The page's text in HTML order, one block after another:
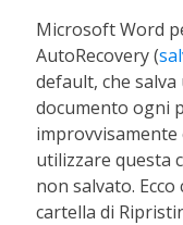
Microsoft Word
AutoRecovery (
default, che
documento ogni
improvvisamente
utilizzare questa
non salvato.
cartella di